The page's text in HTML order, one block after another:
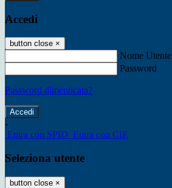
Accedi
button close ×
Nome Utente
Password
Password dimenticata?
-
Entra con SPID Entra con CIE
Seleziona utente
button close ×